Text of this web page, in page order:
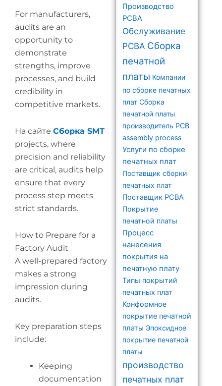
For manufacturers,
audits are an
opportunity to
demonstrate
strengths, improve
processes, and build
credibility in
competitive markets.
На сайте Сборка SMT
projects, where
precision and reliability
are critical, audits help
ensure that every
process step meets
strict standards.
How to Prepare for a
Factory Audit
A well-prepared factory
makes a strong
impression during
audits.
Key preparation steps
include:
Keeping
documentation
Производство
PCBA
Обслуживание
PCBA Сборка
печатной
платы Компании
по сборке печатных
плат Сборка
печатной платы
производитель PCB
assembly process
Услуги по сборке
печатных плат
Поставщик сборки
печатных плат
Поставщик PCBA
Покрытие
печатной платы
Процесс
нанесения
покрытия на
печатную плату
Типы покрытий
печатных плат
Конформное
покрытие печатной
платы Эпоксидное
покрытие печатной
платы
производство
печатных плат